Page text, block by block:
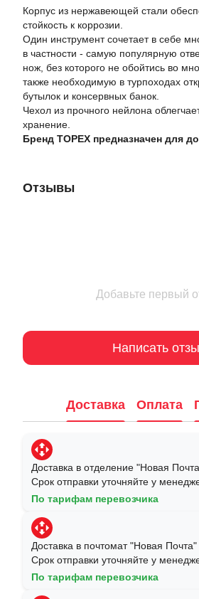
Корпус из нержавеющей стали
стойкость к коррозии.
Один инструмент сочетает в себе
в частности - самую популярную
нож, без которого не обойтись во
также необходимую в турпоходах
бутылок и консервных банок.
Чехол из прочного нейлона
хранение.
Бренд TOPEX предназначен для
Отзывы
Добавьте первый
Написать
Доставка Оплата
Доставка в отделение "Новая
Срок отправки уточняйте у
По тарифам перевозчика
Доставка в почтомат "Новая Почта"
Срок отправки уточняйте у
По тарифам перевозчика